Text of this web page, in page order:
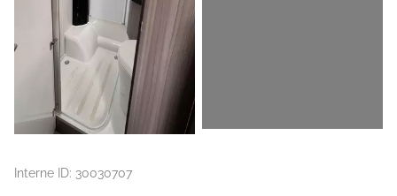
Interne ID: 30030707